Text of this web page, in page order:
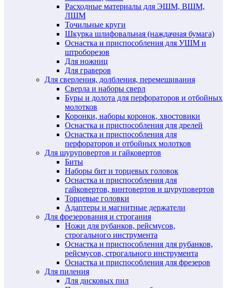
Расходные материалы для ЭШМ, ВШМ,
ЛШМ
Точильные круги
Шкурка шлифовальная (наждачная бумага)
Оснастка и приспособления для УШМ и
штроборезов
Для ножниц
Для граверов
Для сверления, долбления, перемешивания
Сверла и наборы сверл
Буры и долота для перфораторов и отбойных
молотков
Коронки, наборы коронок, хвостовики
Оснастка и приспособления для дрелей
Оснастка и приспособления для
перфораторов и отбойных молотков
Для шуруповертов и гайковертов
Биты
Наборы бит и торцевых головок
Оснастка и приспособления для
гайковертов, винтовертов и шуруповертов
Торцевые головки
Адаптеры и магнитные держатели
Для фрезерования и строгания
Ножи для рубанков, рейсмусов,
строгального инструмента
Оснастка и приспособления для рубанков,
рейсмусов, строгального инструмента
Оснастка и приспособления для фрезеров
Для пиления
Для дисковых пил